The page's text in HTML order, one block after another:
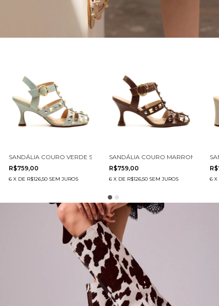
SANDÁLIA COURO VERDE SALTO MÉDIO CECCONELLO 3031001-2
R$759,00
6 X DE R$126,50 SEM JUROS
SANDÁLIA COURO MARROM
R$759,00
6 X DE R$126,50 SEM JUROS 6 X